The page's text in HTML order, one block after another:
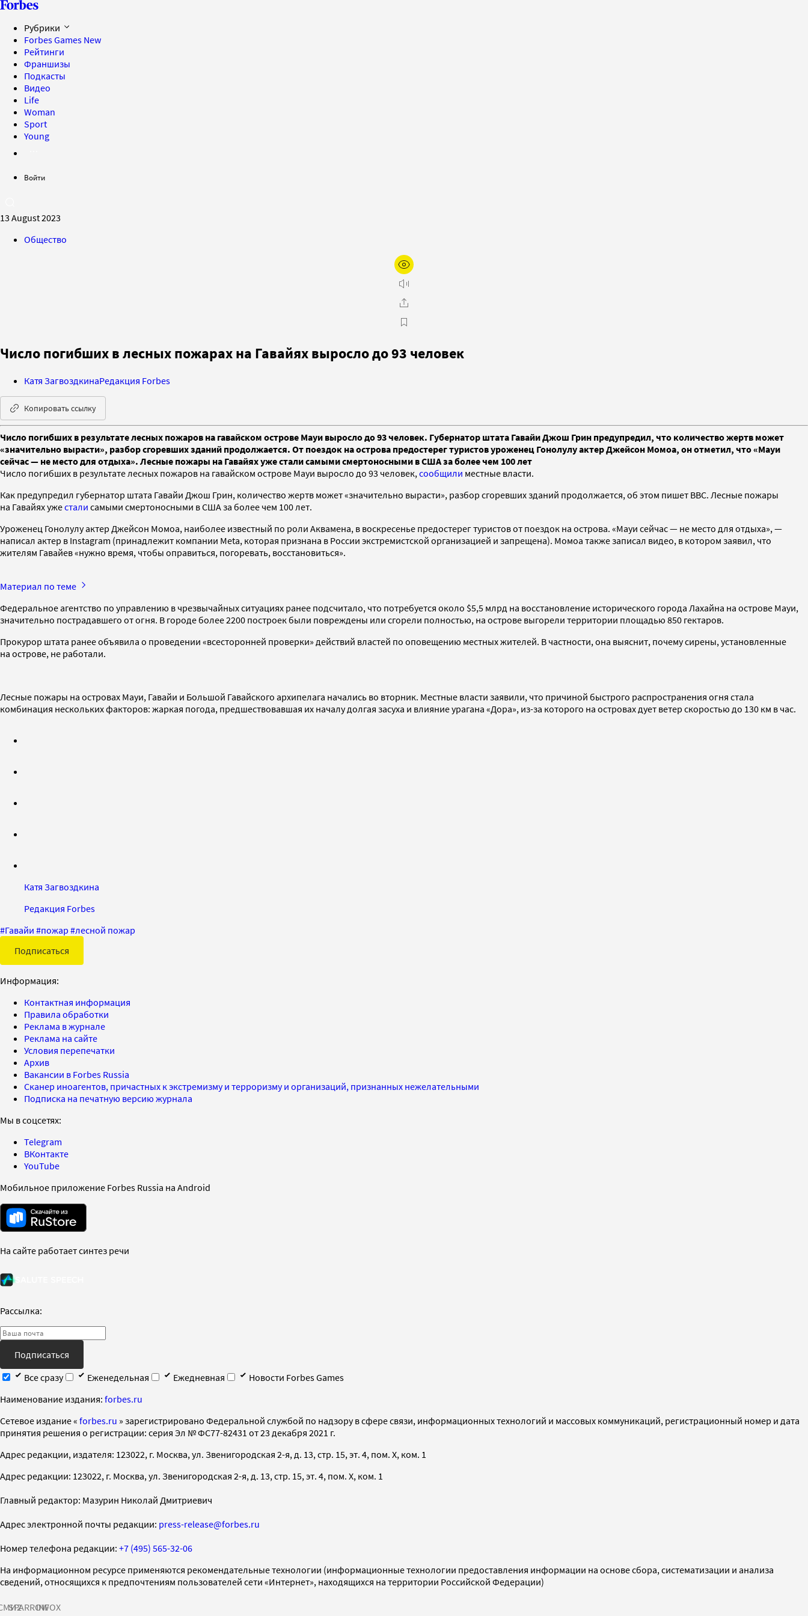
Рубрики
Forbes Games New
Рейтинги
Франшизы
Подкасты
Видео
Life
Woman
Sport
Young
Войти
13 August 2023
Общество
Число погибших в лесных пожарах на Гавайях выросло до 93 человек
Катя ЗагвоздкинаРедакция Forbes
Копировать ссылку
Число погибших в результате лесных пожаров на гавайском острове Мауи выросло до 93 человек. Губернатор штата Гавайи Джош Грин предупредил, что количество жертв может
«значительно вырасти», разбор сгоревших зданий продолжается. От поездок на острова предостерег туристов уроженец Гонолулу актер Джейсон Момоа, он отметил, что «Мауи
сейчас — не место для отдыха». Лесные пожары на Гавайях уже стали самыми смертоносными в США за более чем 100 лет
Число погибших в результате лесных пожаров на гавайском острове Мауи выросло до 93 человек, сообщили местные власти.
Как предупредил губернатор штата Гавайи Джош Грин, количество жертв может «значительно вырасти», разбор сгоревших зданий продолжается, об этом пишет BBC. Лесные пожары
на Гавайях ужестали самыми смертоносными в США за более чем 100 лет.
Уроженец Гонолулу актер Джейсон Момоа, наиболее известный по роли Аквамена, в воскресенье предостерег туристов от поездок на острова. «Мауи сейчас — не место для отдыха», —
написал актер в Instagram (принадлежит компании Meta, которая признана в России экстремистской организацией и запрещена). Момоа также записал видео, в котором заявил, что
жителям Гавайев «нужно время, чтобы оправиться, погоревать, восстановиться».
Материал по теме
Федеральное агентство по управлению в чрезвычайных ситуациях ранее подсчитало, что потребуется около $5,5 млрд на восстановление исторического города Лахайна на острове Мауи,
значительно пострадавшего от огня. В городе более 2200 построек были повреждены или сгорели полностью, на острове выгорели территории площадью 850 гектаров.
Прокурор штата ранее объявила о проведении «всесторонней проверки» действий властей по оповещению местных жителей. В частности, она выяснит, почему сирены, установленные
на острове, не работали.
Лесные пожары на островах Мауи, Гавайи и Большой Гавайского архипелага начались во вторник. Местные власти заявили, что причиной быстрого распространения огня стала
комбинация нескольких факторов: жаркая погода, предшествовавшая их началу долгая засуха и влияние урагана «Дора», из-за которого на островах дует ветер скоростью до 130 км в час.
Катя Загвоздкина
Редакция Forbes
#Гавайи #пожар #лесной пожар
Подписаться
Информация:
Контактная информация
Правила обработки
Реклама в журнале
Реклама на сайте
Условия перепечатки
Архив
Вакансии в Forbes Russia
Сканер иноагентов, причастных к экстремизму и терроризму и организаций, признанных нежелательными
Подписка на печатную версию журнала
Мы в соцсетях:
Telegram
ВКонтакте
YouTube
Мобильное приложение Forbes Russia на Android
На сайте работает синтез речи
Рассылка:
Подписаться
Все сразу
Еженедельная Ежедневная
Новости Forbes Games
Наименование издания: forbes.ru
Cетевое издание « forbes.ru » зарегистрировано Федеральной службой по надзору в сфере связи, информационных технологий и массовых коммуникаций, регистрационный номер и дата
принятия решения о регистрации: серия Эл № ФС77-82431 от 23 декабря 2021 г.
Адрес редакции, издателя: 123022, г. Москва, ул. Звенигородская 2-я, д. 13, стр. 15, эт. 4, пом. X, ком. 1
Адрес редакции: 123022, г. Москва, ул. Звенигородская 2-я, д. 13, стр. 15, эт. 4, пом. X, ком. 1
Главный редактор: Мазурин Николай Дмитриевич
Адрес электронной почты редакции: press-release@forbes.ru
Номер телефона редакции: +7 (495) 565-32-06
На информационном ресурсе применяются рекомендательные технологии (информационные технологии предоставления информации на основе сбора, систематизации и анализа
сведений, относящихся к предпочтениям пользователей сети «Интернет», находящихся на территории Российской Федерации)
SPARROWINFOX